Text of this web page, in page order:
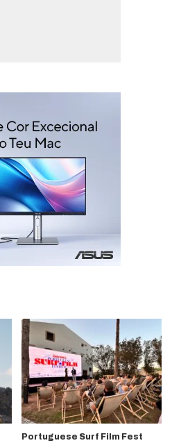
Portuguese Surf Film Fest